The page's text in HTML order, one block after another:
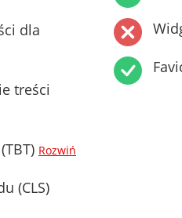
dla
treści
Rozwiń
(CLS)